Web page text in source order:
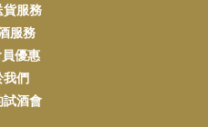
貨服務
服務
優惠
我們
試酒會